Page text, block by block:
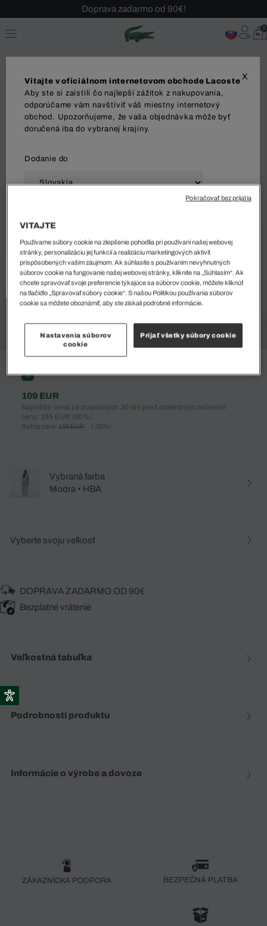
Doprava zadarmo od 90€!
Sezónny výpredaj až -40 %!
Bezplatné vrátenie!
0
%
109 EUR
Najnižšia cena za posledných 30 dní pred posledným znížením
ceny: 155 EUR (30%)
Bežná cena: 155 EUR (-30%)
Vybraná farba
Modra • HBA
Vyberte svoju veľkosť
DOPRAVA ZADARMO OD 90€
Bezplatné vrátenie
Veľkostná tabuľka
Podrobnosti produktu
Informácie o výrobe a dovoze
ZÁKAZNÍCKA PODPORA BEZPEČNÁ PLATBA
X
Vitajte v oficiálnom internetovom obchode Lacoste
Aby ste si zaistili čo najlepší zážitok z nakupovania,
odporúčame vám navštíviť váš miestny internetový
obchod. Upozorňujeme, že vaša objednávka môže byť
doručená iba do vybranej krajiny.
Dodanie do
ZAČAŤ NAKUPOVAŤ
VITAJTE
Používame súbory cookie na zlepšenie pohodlia pri používaní našej webovej
stránky, personalizáciu jej funkcií a realizáciu marketingových aktivít
prispôsobených vašim záujmom. Ak súhlasíte s používaním nevyhnutných
súborov cookie na fungovanie našej webovej stránky, kliknite na „Súhlasím“. Ak
chcete spravovať svoje preferencie týkajúce sa súborov cookie, môžete kliknúť
na tlačidlo „Spravovať súbory cookie“. S našou Politikou používania súborov
cookie sa môžete oboznámiť, aby ste získali podrobné informácie.
Nastavenia súborov
cookie
Prijať všetky súbory cookie
Pokračovať bez prijatia